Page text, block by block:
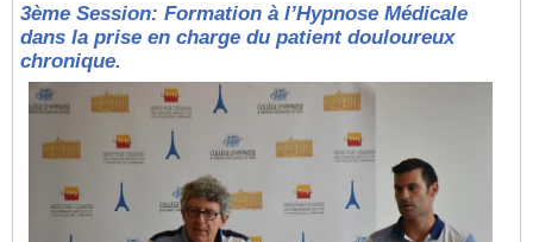
3ème Session: Formation à l’Hypnose Médicale
dans la prise en charge du patient douloureux
chronique.